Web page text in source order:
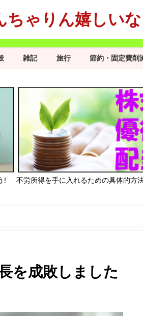
ちゃりん嬉しいな
雑記 旅行 節約・固定費削
! 不労所得を手に入れるための具体的方
を成敗しました